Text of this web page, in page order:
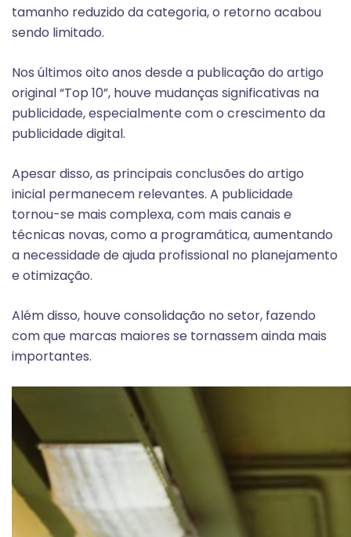
tamanho reduzido da categoria, o retorno acabou
sendo limitado.
Nos últimos oito anos desde a publicação do artigo
original “Top 10”, houve mudanças significativas na
publicidade, especialmente com o crescimento da
publicidade digital.
Apesar disso, as principais conclusões do artigo
inicial permanecem relevantes. A publicidade
tornou-se mais complexa, com mais canais e
técnicas novas, como a programática, aumentando
a necessidade de ajuda profissional no planejamento
e otimização.
Além disso, houve consolidação no setor, fazendo
com que marcas maiores se tornassem ainda mais
importantes.